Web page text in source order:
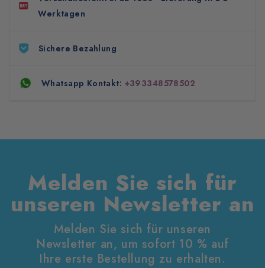
Werktagen
Sichere Bezahlung
Whatsapp Kontakt: +393348578502
Melden Sie sich für
unseren Newsletter an
Melden Sie sich für unseren
Newsletter an, um sofort 10 % auf
Ihre erste Bestellung zu erhalten.